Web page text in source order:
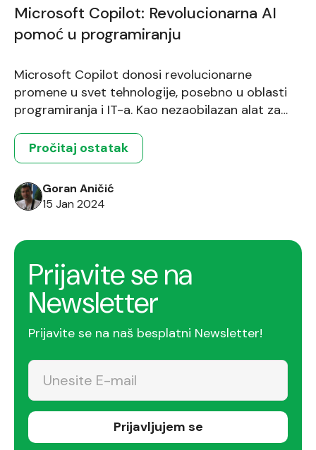
Microsoft Copilot: Revolucionarna AI
pomoć u programiranju
Microsoft Copilot donosi revolucionarne
promene u svet tehnologije, posebno u oblasti
programiranja i IT-a. Kao nezaobilazan alat za
Informatika, Copilot otvara nove horizonte u
učenju, istraživanju i efikasnosti. Od generisanja
koda do pripreme dokumentacije, Copilot nudi
inovativna rešenja koja unapređuju
programerske veštine i produktivnost, čineći ga
programerskom obrazovanju.
Pročitaj ostatak
Goran Aničić
15 Jan 2024
Prijavite se na
Newsletter
Prijavite se na naš besplatni Newsletter!
Prijavljujem se